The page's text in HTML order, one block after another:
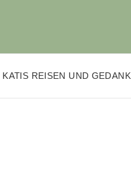
KATIS REISEN UND